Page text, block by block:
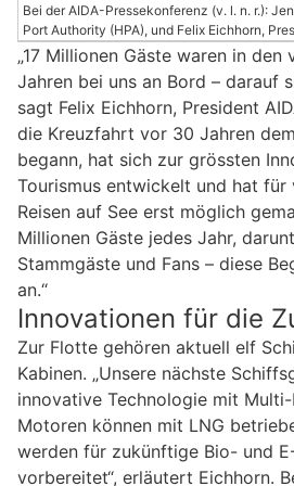
Bei der AIDA-Pressekonferenz (v. l. n. r.):
Port Authority (HPA), und Felix Eichhorn,
„17 Millionen Gäste waren in den
Jahren bei uns an Bord – darauf
sagt Felix Eichhorn, President
die Kreuzfahrt vor 30 Jahren
begann, hat sich zur grössten
Tourismus entwickelt und hat für
Reisen auf See erst möglich
Millionen Gäste jedes Jahr,
Stammgäste und Fans – diese
an.“
Innovationen für die
Zur Flotte gehören aktuell elf
Kabinen. „Unsere nächste
innovative Technologie mit
Motoren können mit LNG
werden für zukünftige Bio- und
vorbereitet“, erläutert Eichhorn.